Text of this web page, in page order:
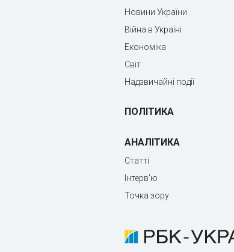
Новини України
Війна в Україні
Економіка
Світ
Надзвичайні події
ПОЛІТИКА
АНАЛІТИКА
Статті
Інтерв'ю
Точка зору